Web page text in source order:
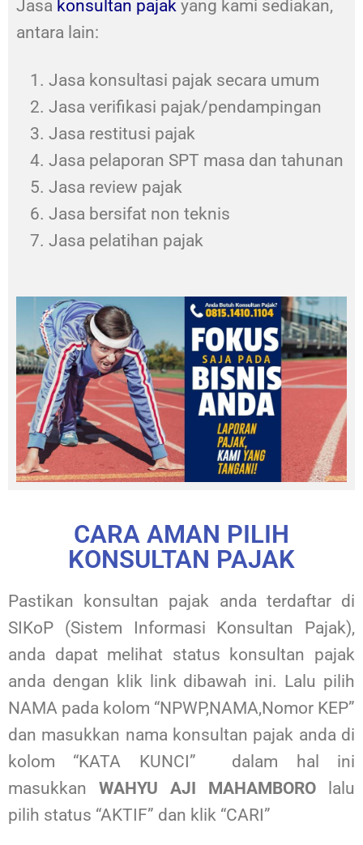
Jasa konsultan pajak yang kami sediakan,
antara lain:
Jasa konsultasi pajak secara umum
Jasa verifikasi pajak/pendampingan
Jasa restitusi pajak
Jasa pelaporan SPT masa dan tahunan
Jasa review pajak
Jasa bersifat non teknis
Jasa pelatihan pajak
CARA AMAN PILIH
KONSULTAN PAJAK
Pastikan konsultan pajak anda terdaftar di
SIKoP (Sistem Informasi Konsultan Pajak),
anda dapat melihat status konsultan pajak
anda dengan klik link dibawah ini. Lalu pilih
NAMA pada kolom “NPWP,NAMA,Nomor KEP”
dan masukkan nama konsultan pajak anda di
kolom “KATA KUNCI” dalam hal ini
masukkan WAHYU AJI MAHAMBORO lalu
pilih status “AKTIF” dan klik “CARI”